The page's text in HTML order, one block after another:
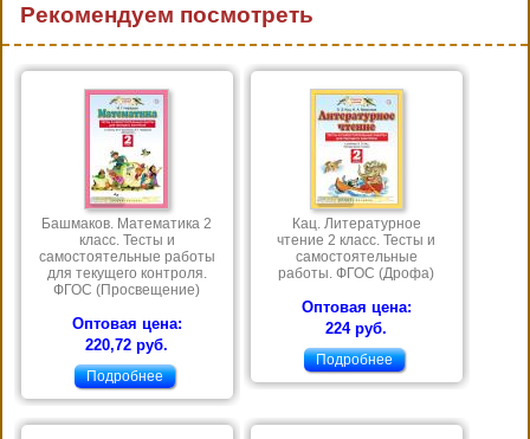
Рекомендуем посмотреть
Башмаков. Математика 2
класс. Тесты и
самостоятельные работы
для текущего контроля.
ФГОС (Просвещение)
Оптовая цена:
220,72 руб.
Подробнее
Кац. Литературное
чтение 2 класс. Тесты и
самостоятельные
работы. ФГОС (Дрофа)
Оптовая цена:
224 руб.
Подробнее